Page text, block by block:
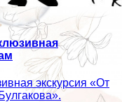
экскурсия «От